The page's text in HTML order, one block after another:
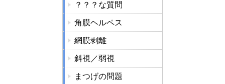
？？？な質問
角膜ヘルペス
網膜剥離
斜視／弱視
まつげの問題